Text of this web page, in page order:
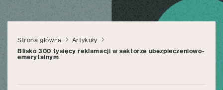
Strona główna
Artykuły
Blisko 300 tysięcy reklamacji w sektorze ubezpieczeniowo-
emerytalnym